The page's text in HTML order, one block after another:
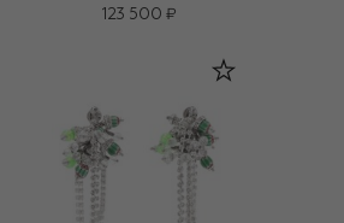
123 500 ₽